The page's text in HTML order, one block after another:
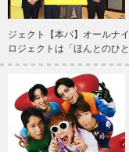
ジェクト【本パ】オールナ
ロジェクトは「ほんとのひ